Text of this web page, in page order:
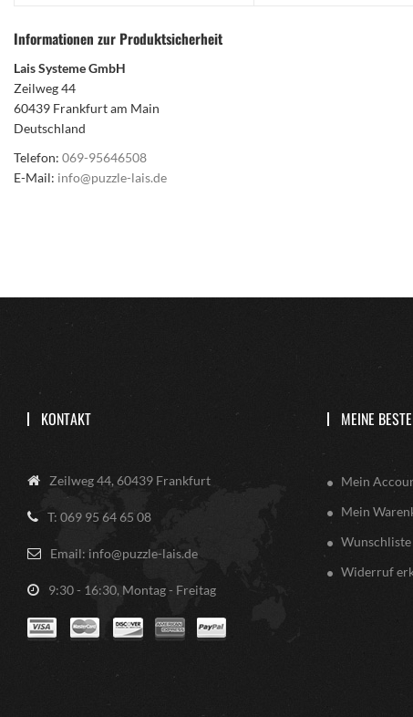
Informationen zur Produktsicherheit
Lais Systeme GmbH
Zeilweg 44
60439 Frankfurt am Main
Deutschland
Telefon: 069-95646508
E-Mail: info@puzzle-lais.de
KONTAKT
Zeilweg 44, 60439 Frankfurt
T: 069 95 64 65 08
Email: info@puzzle-lais.de
9:30 - 16:30, Montag - Freitag
MEINE
Mein
Mein
Wunschliste
Widerruf